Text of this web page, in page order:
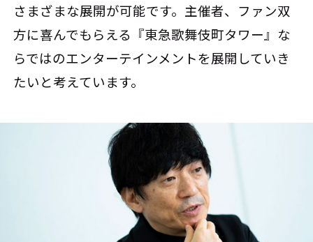
さまざまな展開が可能です。主催者、ファン双
方に喜んでもらえる『東急歌舞伎町タワー』な
らではのエンターテインメントを展開していき
たいと考えています。